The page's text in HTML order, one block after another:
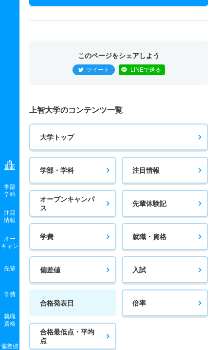
学部
学科
注目
情報
オー
キャン
先輩
学費
就職
資格
偏差値
このページをシェアしよう
ツイート LINEで送る
上智大学のコンテンツ一覧
大学トップ
学部・学科 注目情報
オープンキャンパ
ス
先輩体験記
学費 就職・資格
偏差値 入試
合格発表日 倍率
合格最低点・平均
点